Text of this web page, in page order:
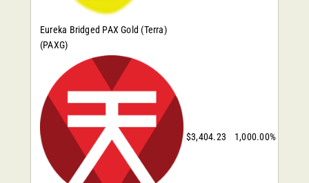
Eureka Bridged PAX Gold (Terra)
(PAXG)
$3,404.23 1,000.00%